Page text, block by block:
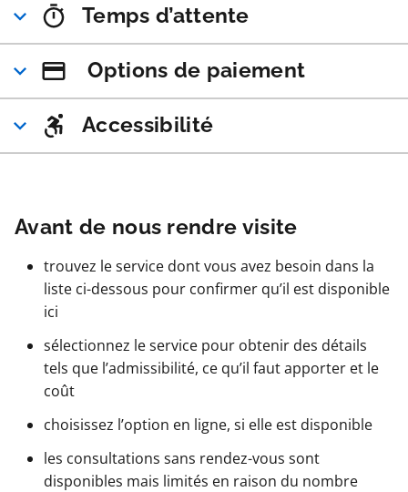
Temps d’attente
Options de paiement
Accessibilité
Avant de nous rendre visite
trouvez le service dont vous avez besoin dans la
liste ci-dessous pour confirmer qu’il est disponible
ici
sélectionnez le service pour obtenir des détails
tels que l’admissibilité, ce qu’il faut apporter et le
coût
choisissez l’option en ligne, si elle est disponible
les consultations sans rendez-vous sont
disponibles mais limités en raison du nombre